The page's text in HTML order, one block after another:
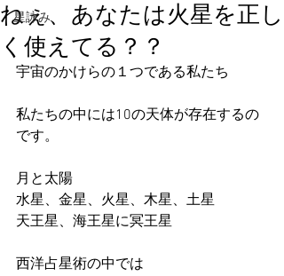
星詠み
ねぇ、あなたは火星を正し
く使えてる？？
宇宙のかけらの１つである私たち
私たちの中には10の天体が存在するの
です。
月と太陽
水星、金星、火星、木星、土星
天王星、海王星に冥王星
西洋占星術の中では